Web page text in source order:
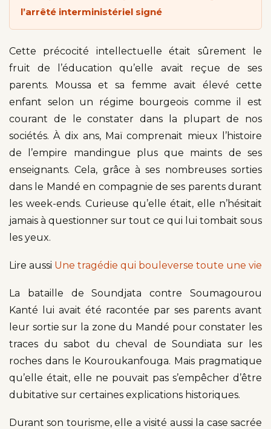
l’arrêté interministériel signé
Cette précocité intellectuelle était sûrement le
fruit de l’éducation qu’elle avait reçue de ses
parents. Moussa et sa femme avait élevé cette
enfant selon un régime bourgeois comme il est
courant de le constater dans la plupart de nos
sociétés. À dix ans, Maï comprenait mieux l’histoire
de l’empire mandingue plus que maints de ses
enseignants. Cela, grâce à ses nombreuses sorties
dans le Mandé en compagnie de ses parents durant
les week-ends. Curieuse qu’elle était, elle n’hésitait
jamais à questionner sur tout ce qui lui tombait sous
les yeux.
Lire aussi Une tragédie qui bouleverse toute une vie
La bataille de Soundjata contre Soumagourou
Kanté lui avait été racontée par ses parents avant
leur sortie sur la zone du Mandé pour constater les
traces du sabot du cheval de Soundiata sur les
roches dans le Kouroukanfouga. Mais pragmatique
qu’elle était, elle ne pouvait pas s’empêcher d’être
dubitative sur certaines explications historiques.
Durant son tourisme, elle a visité aussi la case sacrée